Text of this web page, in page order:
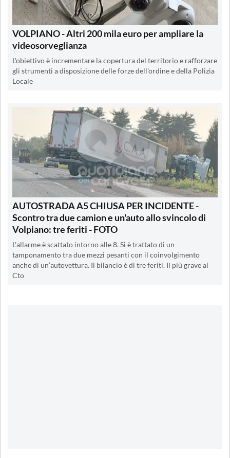
VOLPIANO - Altri 200 mila euro per ampliare la
videosorveglianza
L'obiettivo è incrementare la copertura del territorio e rafforzare
gli strumenti a disposizione delle forze dell'ordine e della Polizia
Locale
AUTOSTRADA A5 CHIUSA PER INCIDENTE -
Scontro tra due camion e un'auto allo svincolo di
Volpiano: tre feriti - FOTO
L'allarme è scattato intorno alle 8. Si è trattato di un
tamponamento tra due mezzi pesanti con il coinvolgimento
anche di un’autovettura. Il bilancio è di tre feriti. Il più grave al
Cto